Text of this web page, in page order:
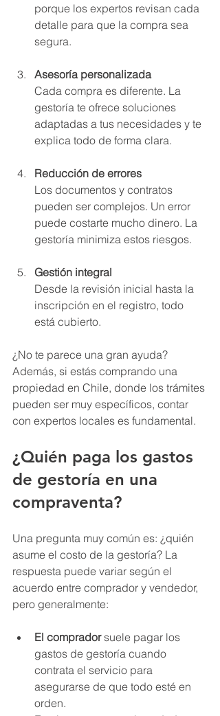
porque los expertos revisan cada
detalle para que la compra sea
segura.
Asesoría personalizada
Cada compra es diferente. La
gestoría te ofrece soluciones
adaptadas a tus necesidades y te
explica todo de forma clara.
Reducción de errores
Los documentos y contratos
pueden ser complejos. Un error
puede costarte mucho dinero. La
gestoría minimiza estos riesgos.
Gestión integral
Desde la revisión inicial hasta la
inscripción en el registro, todo
está cubierto.
¿No te parece una gran ayuda?
Además, si estás comprando una
propiedad en Chile, donde los trámites
pueden ser muy específicos, contar
con expertos locales es fundamental.
¿Quién paga los gastos
de gestoría en una
compraventa?
Una pregunta muy común es: ¿quién
asume el costo de la gestoría? La
respuesta puede variar según el
acuerdo entre comprador y vendedor,
pero generalmente:
El comprador suele pagar los
gastos de gestoría cuando
contrata el servicio para
asegurarse de que todo esté en
orden.